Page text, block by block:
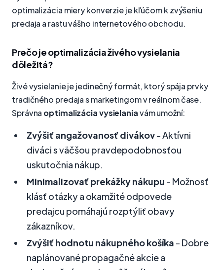
optimalizácia miery konverzie je kľúčom k zvýšeniu
predaja a rastu vášho internetového obchodu.
Prečo je optimalizácia živého vysielania
dôležitá?
Živé vysielanie je jedinečný formát, ktorý spája prvky
tradičného predaja s marketingom v reálnom čase.
Správna optimalizácia vysielaniavám umožní:
Zvýšiť angažovanosť divákov- Aktívni
diváci s väčšou pravdepodobnosťou
uskutočnia nákup.
Minimalizovať prekážky nákupu - Možnosť
klásť otázky a okamžité odpovede
predajcu pomáhajú rozptýliť obavy
zákazníkov.
Zvýšiť hodnotu nákupného košíka - Dobre
naplánované propagačné akcie a